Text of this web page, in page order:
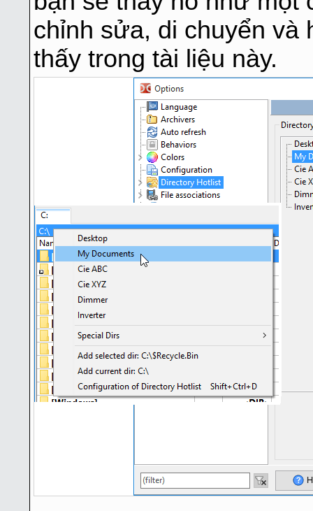
chỉnh sửa, di chuyển
thấy trong tài liệu này.